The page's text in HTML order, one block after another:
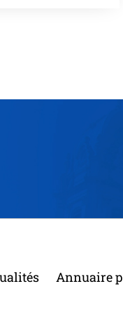
Annuaire